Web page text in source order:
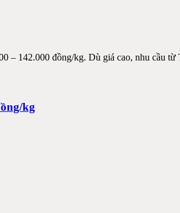
– 142.000 đồng/kg. Dù giá cao, nhu cầu
kg